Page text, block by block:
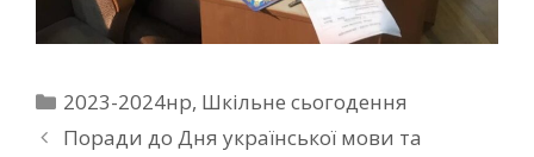
2023-2024нр, Шкільне сьогодення
Поради до Дня української мови та